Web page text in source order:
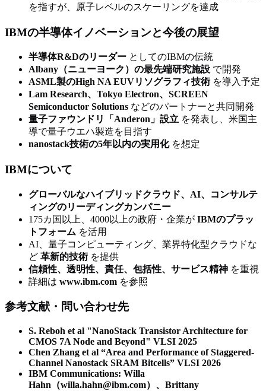
を指すが、原子レベルのスケーリングを達成
IBMの半導体イノベーションと今後の展望
半導体R&Dのリーダー としてのIBMの伝統
Albany（ニューヨーク）の最先端研究施設 で開発
ASML製のHigh NA EUVリソグラフィ技術を導入予定
Lam Research、Tokyo Electron、SCREEN
Semiconductor Solutions などのパートナーと共同開発
量子ファウンドリ「Anderon」設立 を発表し、米国主
導で量子ウエハ製造を目指す
nanostack技術の5年以内の実用化を想定
IBMについて
グローバルなハイブリッドクラウド、AI、コンサルテ
ィングのリーディングカンパニー
175カ国以上、4000以上の政府・企業が IBMのプラッ
トフォーム を活用
AI、量子コンピューティング、業界特化型クラウドな
ど 革新的技術を提供
信頼性、透明性、責任、包括性、サービス精神 を重視
詳細は www.ibm.com を参照
参考文献・問い合わせ先
S. Reboh et al "NanoStack Transistor Architecture for
CMOS 7A Node and Beyond" VLSI 2025
Chen Zhang et al “Area and Performance of Staggered-
Channel Nanostack SRAM Bitcells” VLSI 2026
IBM Communications: Willa
Hahn（willa.hahn@ibm.com）、Brittany